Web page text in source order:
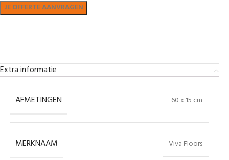
Extra informatie
AFMETINGEN 60 x 15 cm
MERKNAAM Viva Floors